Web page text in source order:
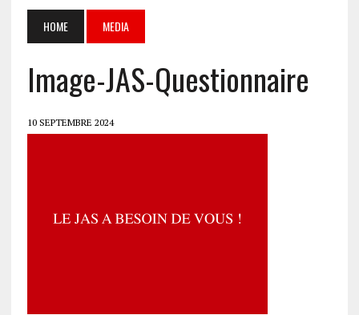
HOME MEDIA
Image-JAS-Questionnaire
10 SEPTEMBRE 2024